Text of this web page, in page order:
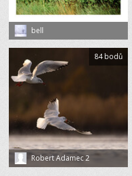
bell
Robert Adamec 2
84 bodů